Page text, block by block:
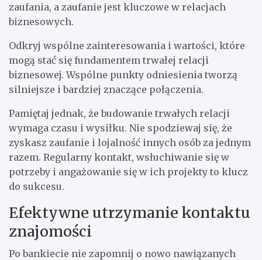
zaufania, a zaufanie jest kluczowe w relacjach
biznesowych.
Odkryj wspólne zainteresowania i wartości, które
mogą stać się fundamentem trwałej relacji
biznesowej. Wspólne punkty odniesienia tworzą
silniejsze i bardziej znaczące połączenia.
Pamiętaj jednak, że budowanie trwałych relacji
wymaga czasu i wysiłku. Nie spodziewaj się, że
zyskasz zaufanie i lojalność innych osób za jednym
razem. Regularny kontakt, wsłuchiwanie się w
potrzeby i angażowanie się w ich projekty to klucz
do sukcesu.
Efektywne utrzymanie kontaktu
znajomości
Po bankiecie nie zapomnij o nowo nawiązanych